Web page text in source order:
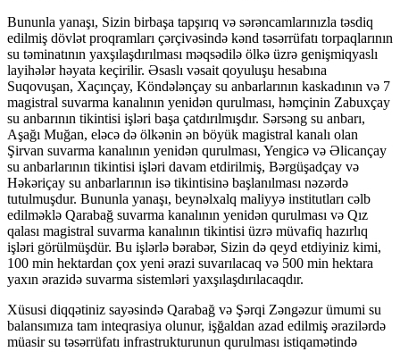
Bununla yanaşı, Sizin birbaşa tapşırıq və sərəncamlarınızla təsdiq
edilmiş dövlət proqramları çərçivəsində kənd təsərrüfatı torpaqlarının
su təminatının yaxşılaşdırılması məqsədilə ölkə üzrə genişmiqyaslı
layihələr həyata keçirilir. Əsaslı vəsait qoyuluşu hesabına
Suqovuşan, Xaçınçay, Köndələnçay su anbarlarının kaskadının və 7
magistral suvarma kanalının yenidən qurulması, həmçinin Zabuxçay
su anbarının tikintisi işləri başa çatdırılmışdır. Sərsəng su anbarı,
Aşağı Muğan, eləcə də ölkənin ən böyük magistral kanalı olan
Şirvan suvarma kanalının yenidən qurulması, Yengicə və Əlicançay
su anbarlarının tikintisi işləri davam etdirilmiş, Bərgüşadçay və
Həkəriçay su anbarlarının isə tikintisinə başlanılması nəzərdə
tutulmuşdur. Bununla yanaşı, beynəlxalq maliyyə institutları cəlb
edilməklə Qarabağ suvarma kanalının yenidən qurulması və Qız
qalası magistral suvarma kanalının tikintisi üzrə müvafiq hazırlıq
işləri görülmüşdür. Bu işlərlə bərabər, Sizin də qeyd etdiyiniz kimi,
100 min hektardan çox yeni ərazi suvarılacaq və 500 min hektara
yaxın ərazidə suvarma sistemləri yaxşılaşdırılacaqdır.
Xüsusi diqqətiniz sayəsində Qarabağ və Şərqi Zəngəzur ümumi su
balansımıza tam inteqrasiya olunur, işğaldan azad edilmiş ərazilərdə
müasir su təsərrüfatı infrastrukturunun qurulması istiqamətində